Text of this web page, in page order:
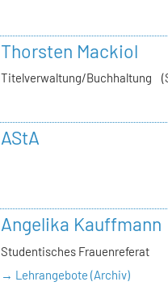
Thorsten Mackiol
Titelverwaltung/Buchhaltung
AStA
Angelika Kauffmann
Studentisches Frauenreferat
→ Lehrangebote (Archiv)